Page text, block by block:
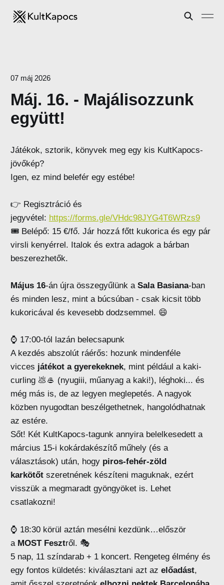
07 máj 2026
Máj. 16. - Majálisozzunk
együtt!
Játékok, sztorik, könyvek meg egy kis KultKapocs-
jövőkép?
Igen, ez mind belefér egy estébe!
👉 Regisztráció és
jegyvétel: https://forms.gle/VHdc98JYG4T6WRzs9
🎟️ Belépő: 15 €/fő. Jár hozzá főtt kukorica és egy pár
virsli kenyérrel. Italok és extra adagok a bárban
beszerezhetők.
Május 16-án újra összegyűlünk a Sala Basiana-ban
és minden lesz, mint a búcsúban - csak kicsit több
kukoricával és kevesebb dodzsemmel. 😄
⌚ 17:00-tól lazán belecsapunk
A kezdés abszolút ráérős: hozunk mindenféle
vicces játékot a gyerekeknek, mint például a kaki-
curling 💩🥌 (nyugiii, műanyag a kaki!), léghoki... és
még más is, de az legyen meglepetés. A nagyok
közben nyugodtan beszélgethetnek, hangolódhatnak
az estére.
Sőt! Két KultKapocs-tagunk annyira belelkesedett a
március 15-i kokárdakészítő műhely (és a
választások) után, hogy piros-fehér-zöld
karkötőt szeretnének készíteni maguknak, ezért
visszük a megmaradt gyöngyöket is. Lehet
csatlakozni!
⌚ 18:30 körül aztán mesélni kezdünk…először
a MOST Fesztről. 🎭
5 nap, 11 színdarab + 1 koncert. Rengeteg élmény és
egy fontos küldetés: kiválasztani azt az előadást,